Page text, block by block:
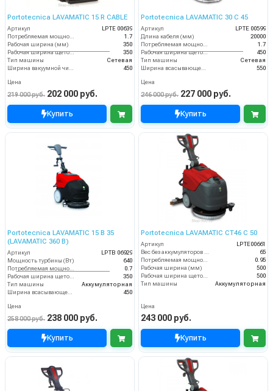
Portotecnica LAVAMATIC 15 R CABLE
Артикул
LPTE 00639
Потребляемая мощность (кВт)
1.7
Рабочая ширина (мм)
350
Рабочая ширина щеток (мм)
350
Тип машины
Сетевая
Ширина вакуумной чистки (мм)
450
Цена
219 000 руб. 202 000 руб.
Купить
Portotecnica LAVAMATIC 30 C 45
Артикул
LPTЕ 00599
Длина кабеля (мм)
20000
Потребляемая мощность (кВт)
1.7
Рабочая ширина щеток (мм)
450
Тип машины
Сетевая
Ширина всасывающей балки (мм)
550
Цена
246 000 руб. 227 000 руб.
Купить
Portotecnica LAVAMATIC 15 B 35
(LAVAMATIC 360 B)
Артикул
LPTB 06929
Мощность турбины (Вт)
640
Потребляемая мощность (кВт)
0.7
Рабочая ширина щеток (мм)
350
Тип машины
Аккумуляторная
Ширина всасывающей балки (мм)
450
Цена
258 000 руб. 238 000 руб.
Купить
Portotecnica LAVAMATIC СТ46 C 50
Артикул
LPTE00661
Вес без аккумуляторов (кг)
65
Потребляемая мощность (кВт)
0.95
Рабочая ширина (мм)
500
Рабочая ширина щеток (мм)
500
Тип машины
Аккумуляторная
Цена
243 000 руб.
Купить